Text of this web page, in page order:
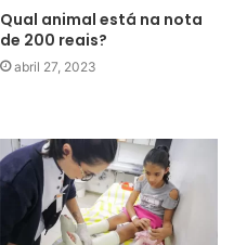
Qual animal está na nota
de 200 reais?
abril 27, 2023